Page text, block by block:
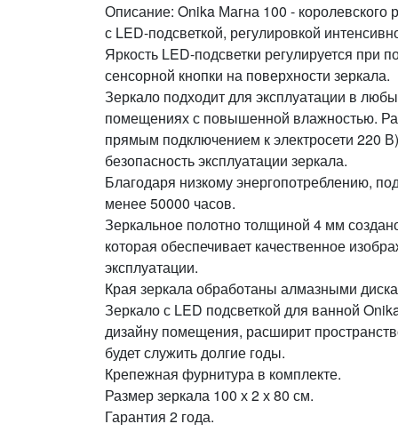
Описание: Onika Магна 100 - королевского
с LED-подсветкой, регулировкой
Яркость LED-подсветки регулируется при
сенсорной кнопки на поверхности зеркала.
Зеркало подходит для эксплуатации в
помещениях с повышенной влажностью.
прямым подключением к электросети 220
безопасность эксплуатации зеркала.
Благодаря низкому энергопотреблению,
менее 50000 часов.
Зеркальное полотно толщиной 4 мм
которая обеспечивает качественное
эксплуатации.
Края зеркала обработаны алмазными
Зеркало с LED подсветкой для ванной
дизайну помещения, расширит
будет служить долгие годы.
Крепежная фурнитура в комплекте.
Размер зеркала 100 х 2 х 80 см.
Гарантия 2 года.